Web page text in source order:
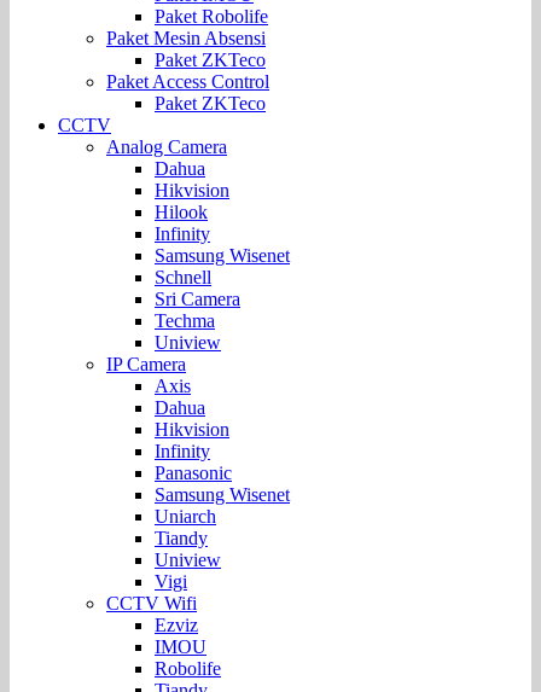
Paket Robolife
Paket Mesin Absensi
Paket ZKTeco
Paket Access Control
Paket ZKTeco
CCTV
Analog Camera
Dahua
Hikvision
Hilook
Infinity
Samsung Wisenet
Schnell
Sri Camera
Techma
Uniview
IP Camera
Axis
Dahua
Hikvision
Infinity
Panasonic
Samsung Wisenet
Uniarch
Tiandy
Uniview
Vigi
CCTV Wifi
Ezviz
IMOU
Robolife